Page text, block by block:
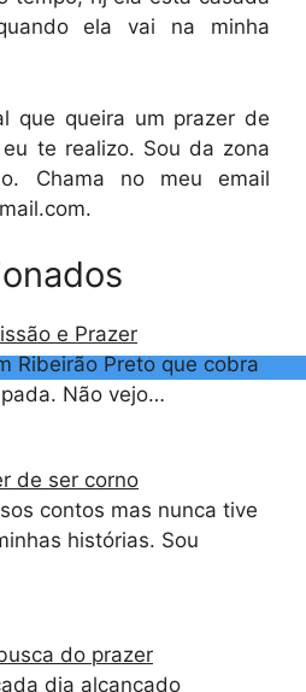
ela vai na minha
que queira um prazer de
te realizo. Sou da zona
Chama no meu email
.
e Prazer
Ribeirão Preto que cobra
Não vejo…
de ser corno
contos mas nunca tive
histórias. Sou
do prazer
dia alcançado